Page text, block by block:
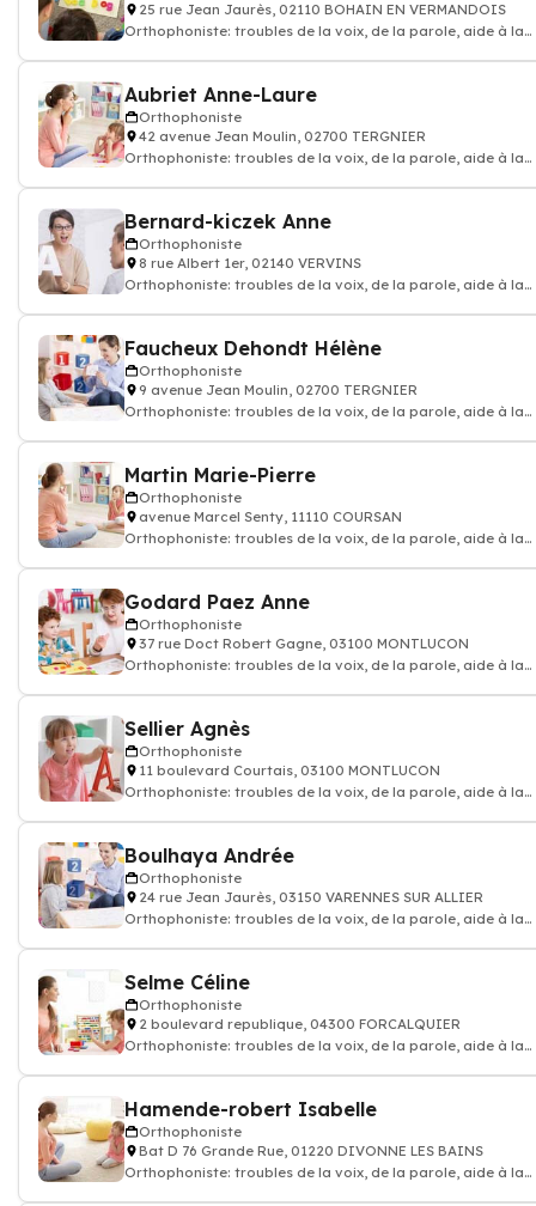
25 rue Jean Jaurès, 02110 BOHAIN EN VERMANDOIS
Orthophoniste: troubles de la voix, de la parole, aide à la
Aubriet Anne-Laure
Orthophoniste
42 avenue Jean Moulin, 02700 TERGNIER
Orthophoniste: troubles de la voix, de la parole, aide à la
Bernard-kiczek Anne
Orthophoniste
8 rue Albert 1er, 02140 VERVINS
Orthophoniste: troubles de la voix, de la parole, aide à la
Faucheux Dehondt Hélène
Orthophoniste
9 avenue Jean Moulin, 02700 TERGNIER
Orthophoniste: troubles de la voix, de la parole, aide à la
Martin Marie-Pierre
Orthophoniste
avenue Marcel Senty, 11110 COURSAN
Orthophoniste: troubles de la voix, de la parole, aide à la
Godard Paez Anne
Orthophoniste
37 rue Doct Robert Gagne, 03100 MONTLUCON
Orthophoniste: troubles de la voix, de la parole, aide à la
Sellier Agnès
Orthophoniste
11 boulevard Courtais, 03100 MONTLUCON
Orthophoniste: troubles de la voix, de la parole, aide à la
Boulhaya Andrée
Orthophoniste
24 rue Jean Jaurès, 03150 VARENNES SUR ALLIER
Orthophoniste: troubles de la voix, de la parole, aide à la
Selme Céline
Orthophoniste
2 boulevard republique, 04300 FORCALQUIER
Orthophoniste: troubles de la voix, de la parole, aide à la
Hamende-robert Isabelle
Orthophoniste
Bat D 76 Grande Rue, 01220 DIVONNE LES BAINS
Orthophoniste: troubles de la voix, de la parole, aide à la